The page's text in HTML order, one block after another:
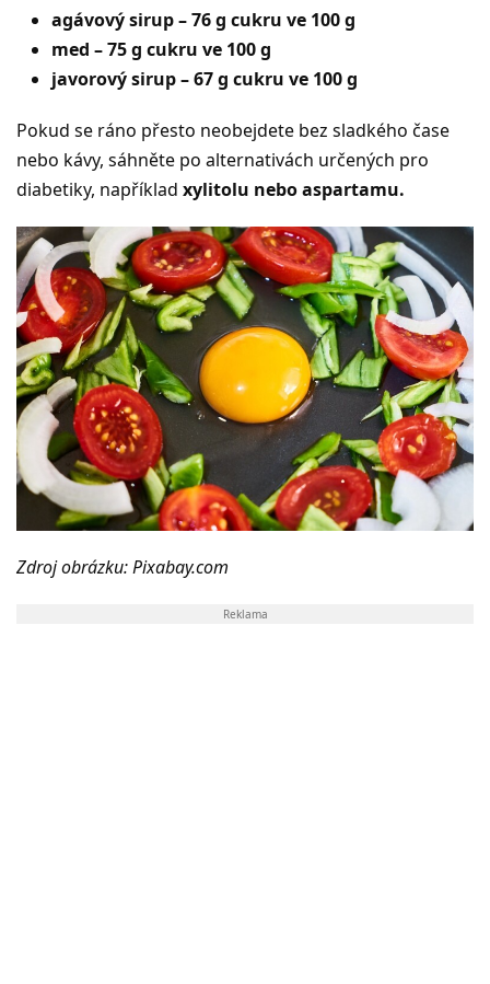
agávový sirup – 76 g cukru ve 100 g
med – 75 g cukru ve 100 g
javorový sirup – 67 g cukru ve 100 g
Pokud se ráno přesto neobejdete bez sladkého čase
nebo kávy, sáhněte po alternativách určených pro
diabetiky, například xylitolu nebo aspartamu.
Zdroj obrázku: Pixabay.com
Reklama